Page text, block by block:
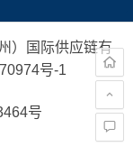
）国际供应链有
号-1
号